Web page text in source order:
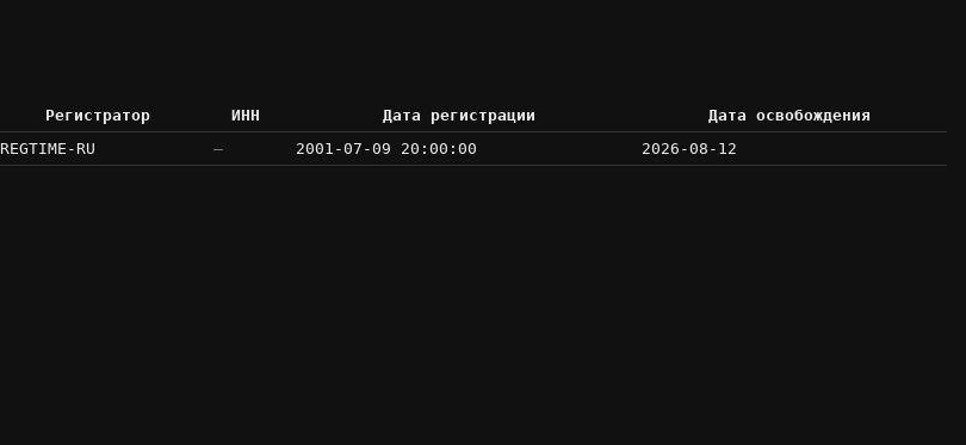
Регистратор ИНН Дата регистрации
Дата освобождения
REGTIME-RU — 2001-07-09 20:00:00 2026-08-12